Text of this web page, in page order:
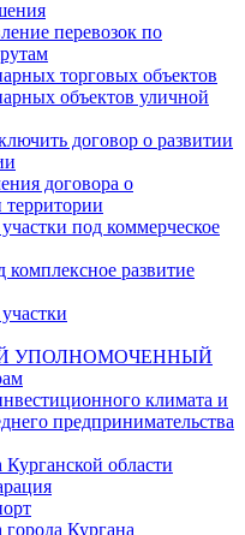
перевозок по
торговых объектов
объектов уличной
договор о развитии
договора о
территории
под коммерческое
комплексное развитие
УПОЛНОМОЧЕННЫЙ
климата и
предпринимательства
области
Кургана